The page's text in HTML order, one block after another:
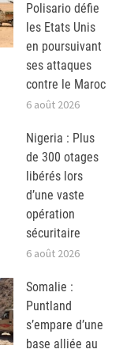
Polisario défie
les Etats Unis
en poursuivant
ses attaques
contre le Maroc
6 août 2026
Nigeria : Plus
de 300 otages
libérés lors
d’une vaste
opération
sécuritaire
6 août 2026
Somalie :
Puntland
s’empare d’une
base alliée au